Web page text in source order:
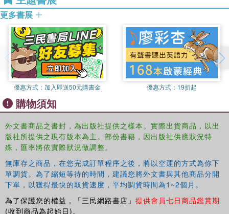
更多書展
優惠方式： 加入即送50元購書金 優惠方式： 19折起
購物須知
外文書商品之書封，為出版社提供之樣本。實際出貨商品，以出
版社所提供之現有版本為主。部份書籍，因出版社供應狀況特
殊，匯率將依實際狀況做調整。
無庫存之商品，在您完成訂單程序之後，將以空運的方式為你下
單調貨。為了縮短等待的時間，建議您將外文書與其他商品分開
下單，以獲得最快的取貨速度，平均調貨時間為1~2個月。
為了保護您的權益，「三民網路書店」 提供會員七日商品鑑賞期
(收到商品為起始日)。